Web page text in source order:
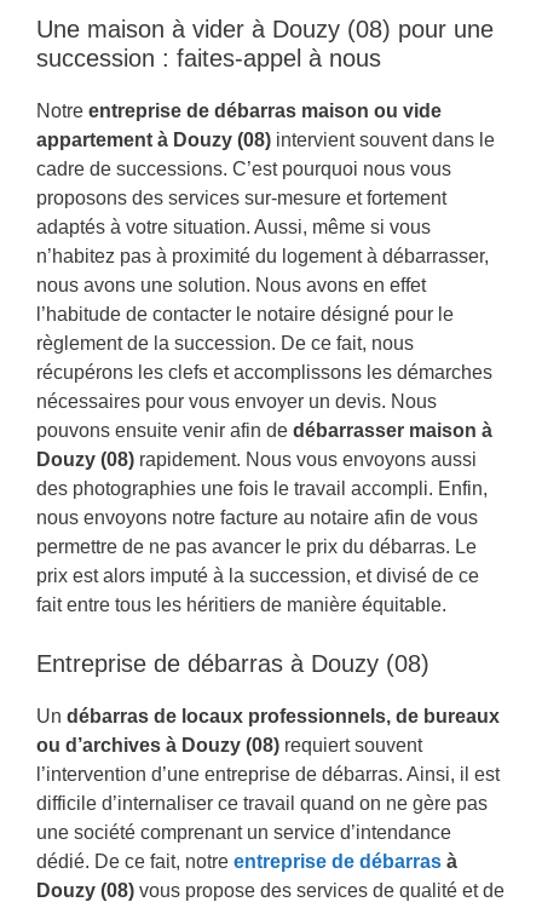
Une maison à vider à Douzy (08) pour une
succession : faites-appel à nous
Notre entreprise de débarras maison ou vide
appartement à Douzy (08) intervient souvent dans le
cadre de successions. C’est pourquoi nous vous
proposons des services sur-mesure et fortement
adaptés à votre situation. Aussi, même si vous
n’habitez pas à proximité du logement à débarrasser,
nous avons une solution. Nous avons en effet
l’habitude de contacter le notaire désigné pour le
règlement de la succession. De ce fait, nous
récupérons les clefs et accomplissons les démarches
nécessaires pour vous envoyer un devis. Nous
pouvons ensuite venir afin de débarrasser maison à
Douzy (08) rapidement. Nous vous envoyons aussi
des photographies une fois le travail accompli. Enfin,
nous envoyons notre facture au notaire afin de vous
permettre de ne pas avancer le prix du débarras. Le
prix est alors imputé à la succession, et divisé de ce
fait entre tous les héritiers de manière équitable.
Entreprise de débarras à Douzy (08)
Un débarras de locaux professionnels, de bureaux
ou d’archives à Douzy (08) requiert souvent
l’intervention d’une entreprise de débarras. Ainsi, il est
difficile d’internaliser ce travail quand on ne gère pas
une société comprenant un service d’intendance
dédié. De ce fait, notre entreprise de débarras à
Douzy (08) vous propose des services de qualité et de